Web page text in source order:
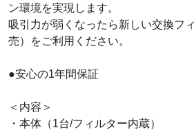
ン環境を実現します。
吸引力が弱くなったら新しい交換フ
売）をご利用ください。
●安心の1年間保証
＜内容＞
・本体（1台/フィルター内蔵）